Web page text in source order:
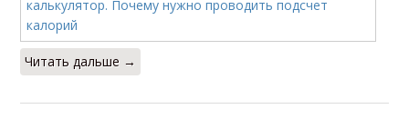
Читать дальше →